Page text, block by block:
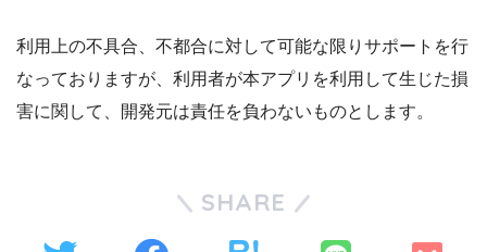
利用上の不具合、不都合に対して可能な限りサポートを行
なっておりますが、利用者が本アプリを利用して生じた損
害に関して、開発元は責任を負わないものとします。
SHARE